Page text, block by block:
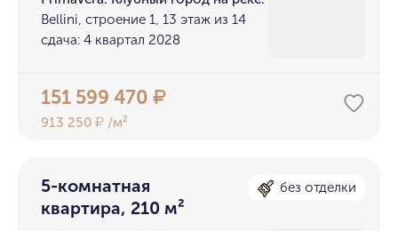
Bellini, строение 1, 13 этаж из 14
сдача: 4 квартал 2028
151 599 470₽
913 250₽ /м²
5-комнатная
квартира, 210 м²
без отделки